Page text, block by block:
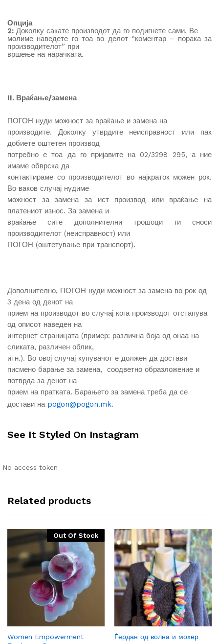
Опција
2: Доколку сакате производот да го подигнете сами, Ве
молиме наведете го тоа во делот “коментар – порака за
производителот” при
вршење на нарачката.
II. Враќање/замена
ПОГОН нуди можност за враќање и замена на
производите. Доколку утврдите неисправност или пак
добиете оштетен производ
потребно е тоа да го пријавите на 02/3298 295, а ние
имаме обврска да
контактираме со производителот во најкраток можен рок.
Во ваков случај нудиме
можност за замена за ист производ или враќање на
платениот износ. За замена и
враќање сите дополнителни трошоци ги сноси
производителот (неисправност) или
ПОГОН (оштетување при транспорт).
Дополнително, ПОГОН нуди можност за замена во рок од
3 дена од денот на
прием на производот во случај кога производот отстапува
од описот наведен на
интернет страницата (пример: различна боја од онаа на
сликата, различен облик,
итн.). Во овој случај купувачот е должен да достави
писмено барање за замена, соодветно образложение и
потврда за денот на
прием на пратката. Барањето за замена треба да се
достави на pogon@pogon.mk.
See It Styled On Instagram
No access token
Related products
Out Of Stock
Women Empowerment
Ѓердан од волна и мохер